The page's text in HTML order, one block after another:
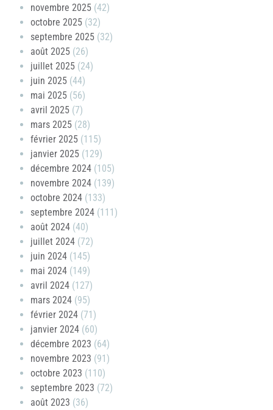
novembre 2025 (42)
octobre 2025 (32)
septembre 2025 (32)
août 2025 (26)
juillet 2025 (24)
juin 2025 (44)
mai 2025 (56)
avril 2025 (7)
mars 2025 (28)
février 2025 (115)
janvier 2025 (129)
décembre 2024 (105)
novembre 2024 (139)
octobre 2024 (133)
septembre 2024 (111)
août 2024 (40)
juillet 2024 (72)
juin 2024 (145)
mai 2024 (149)
avril 2024 (127)
mars 2024 (95)
février 2024 (71)
janvier 2024 (60)
décembre 2023 (64)
novembre 2023 (91)
octobre 2023 (110)
septembre 2023 (72)
août 2023 (36)